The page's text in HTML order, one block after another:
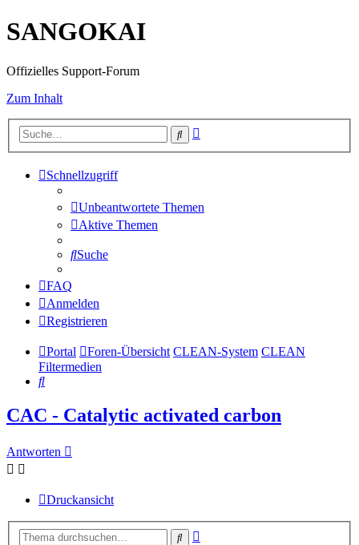
SANGOKAI
Offizielles Support-Forum
Zum Inhalt
Suche
Schnellzugriff
Unbeantwortete Themen
Aktive Themen
Suche
FAQ
Anmelden
Registrieren
Portal Foren-Übersicht CLEAN-System CLEAN
Filtermedien
Suche
CAC - Catalytic activated carbon
Antworten
Druckansicht
Suche